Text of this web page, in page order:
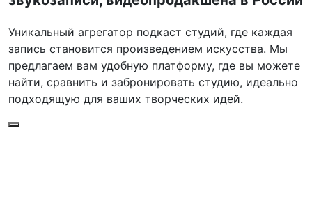
Уникальный агрегатор подкаст студий, где каждая
запись становится произведением искусства. Мы
предлагаем вам удобную платформу, где вы можете
найти, сравнить и забронировать студию, идеально
подходящую для ваших творческих идей.